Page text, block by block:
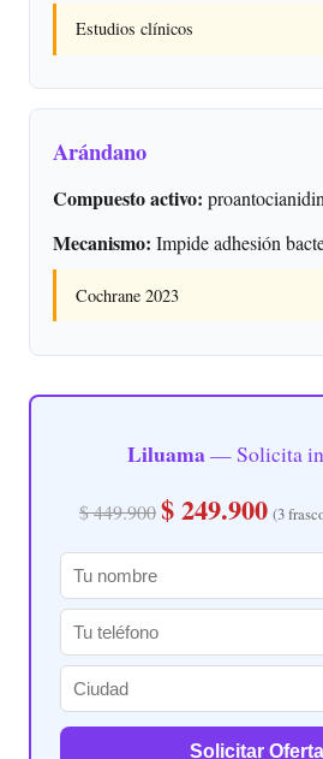
Estudios clínicos
Arándano
Compuesto activo:
Mecanismo: Impide adhesión
Cochrane 2023
Liluama— Solicita
$ 449.900$ 249.900 (3
Solicitar